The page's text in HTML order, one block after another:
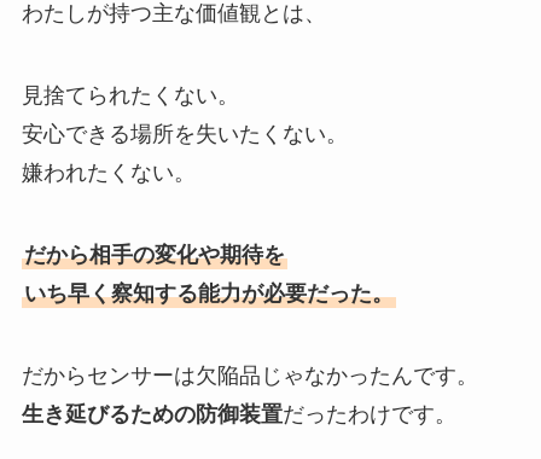
わたしが持つ主な価値観とは、
見捨てられたくない。
安心できる場所を失いたくない。
嫌われたくない。
だから相手の変化や期待を
いち早く察知する能力が必要だった。
だからセンサーは欠陥品じゃなかったんです。
生き延びるための防御装置だったわけです。